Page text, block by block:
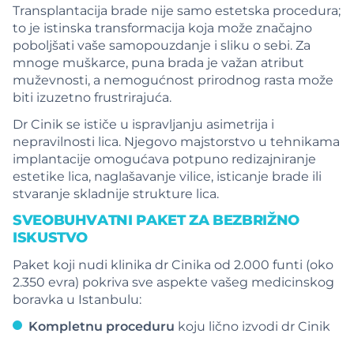
Transplantacija brade nije samo estetska procedura;
to je istinska transformacija koja može značajno
poboljšati vaše samopouzdanje i sliku o sebi. Za
mnoge muškarce, puna brada je važan atribut
muževnosti, a nemogućnost prirodnog rasta može
biti izuzetno frustrirajuća.
Dr Cinik se ističe u ispravljanju asimetrija i
nepravilnosti lica. Njegovo majstorstvo u tehnikama
implantacije omogućava potpuno redizajniranje
estetike lica, naglašavanje vilice, isticanje brade ili
stvaranje skladnije strukture lica.
SVEOBUHVATNI PAKET ZA BEZBRIŽNO
ISKUSTVO
Paket koji nudi klinika dr Cinika od 2.000 funti (oko
2.350 evra) pokriva sve aspekte vašeg medicinskog
boravka u Istanbulu:
Kompletnu proceduru koju lično izvodi dr Cinik